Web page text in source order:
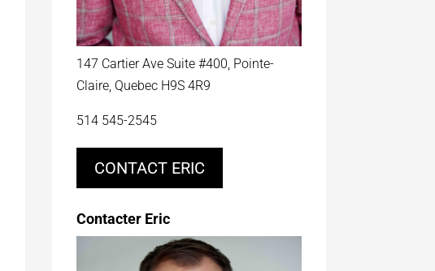
147 Cartier Ave Suite #400, Pointe-
Claire, Quebec H9S 4R9
514 545-2545
CONTACT ERIC
Contacter Eric